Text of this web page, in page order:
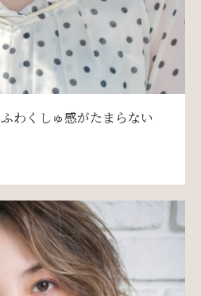
わくしゅ感がたまらない